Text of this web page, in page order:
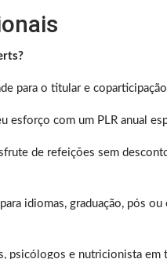
para o titular e
esforço com um PLR anual
de refeições sem
idiomas, graduação, pós
psicólogos e nutricionista